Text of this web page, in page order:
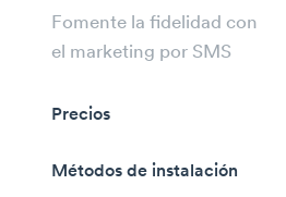
Fomente la fidelidad con
el marketing por SMS
Precios
Métodos de instalación